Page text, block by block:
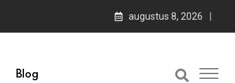
augustus 8, 2026
Blog